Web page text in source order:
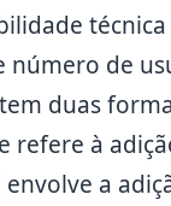
de
duas
refere à
a